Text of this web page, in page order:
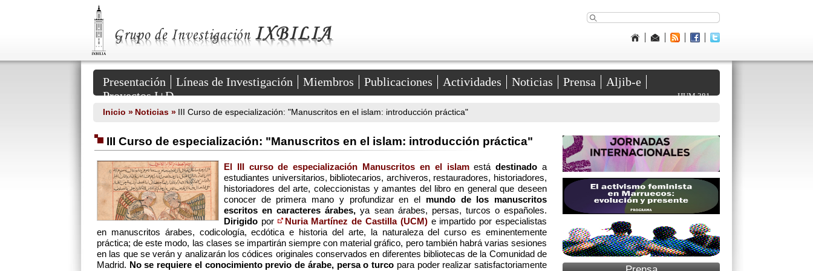
Secciones
Presentación Líneas de Investigación Miembros Publicaciones Actividades Noticias Prensa
Aljib-e
Proyectos I+D
HUM 381
Inicio » Noticias » III Curso de especialización: "Manuscritos en el islam: introducción práctica"
Actividades
III Curso de especialización: "Manuscritos en el islam: introducción práctica"
El III curso de especialización Manuscritos en el islamestádestinado a
estudiantes universitarios, bibliotecarios, archiveros, restauradores, historiadores,
historiadores del arte, coleccionistas y amantes del libro en general que deseen
conocer de primera mano y profundizar en el mundo de los manuscritos
escritos en caracteres árabes, ya sean árabes, persas, turcos o españoles.
Dirigido por Nuria Martínez de Castilla (UCM)e impartido por especialistas
en manuscritos árabes, codicología, ecdótica e historia del arte, la naturaleza del curso es eminentemente
práctica; de este modo, las clases se impartirán siempre con material gráfico, pero también habrá varias sesiones
en las que se verán y analizarán los códices originales conservados en diferentes bibliotecas de la Comunidad de
Madrid. No se requiere el conocimiento previo de árabe, persa o turco para poder realizar satisfactoriamente